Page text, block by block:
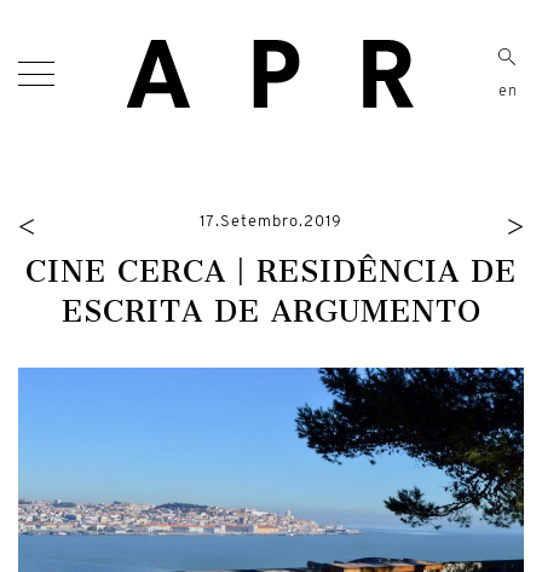
en
17.Setembro.2019
CINE CERCA | RESIDÊNCIA DE
ESCRITA DE ARGUMENTO
< >